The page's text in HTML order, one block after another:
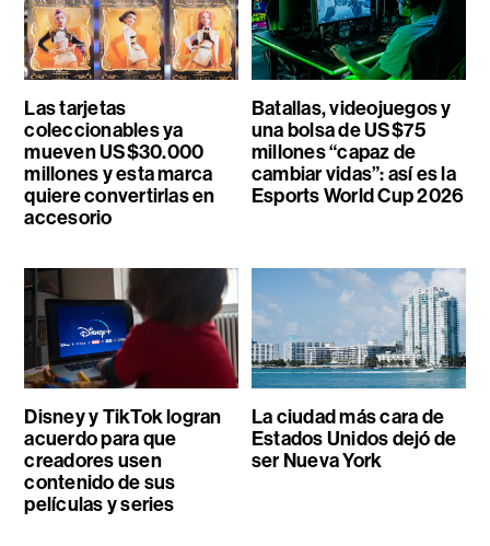
Las tarjetas
coleccionables ya
mueven US$30.000
millones y esta marca
quiere convertirlas en
accesorio
Batallas, videojuegos y
una bolsa de US$75
millones “capaz de
cambiar vidas”: así es la
Esports World Cup 2026
Disney y TikTok logran
acuerdo para que
creadores usen
contenido de sus
películas y series
La ciudad más cara de
Estados Unidos dejó de
ser Nueva York